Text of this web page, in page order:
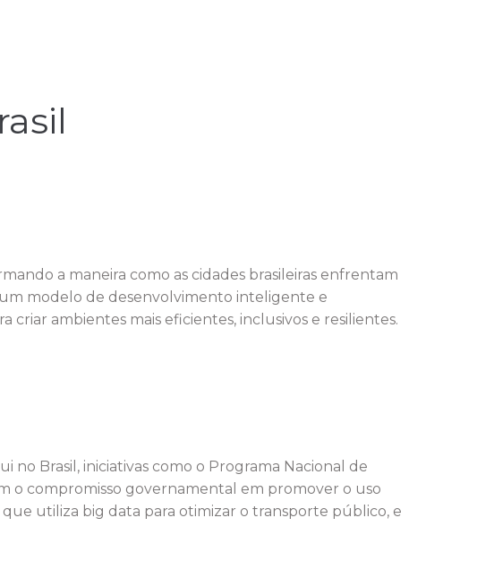
a maneira como as cidades brasileiras enfrentam
modelo de desenvolvimento inteligente e
ambientes mais eficientes, inclusivos e resilientes.
no Brasil, iniciativas como o Programa Nacional de
o compromisso governamental em promover o uso
utiliza big data para otimizar o transporte público, e